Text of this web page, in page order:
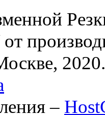
2020.
–